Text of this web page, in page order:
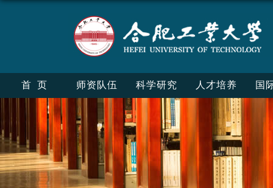
首页 师资队伍 科学研究 人才培养 国